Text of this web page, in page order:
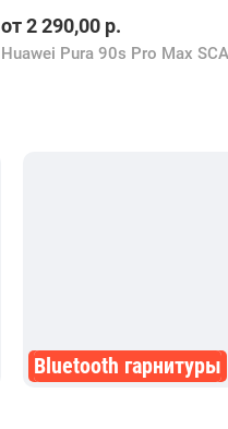
от2 290,00 р.
Bluetooth гарнитуры